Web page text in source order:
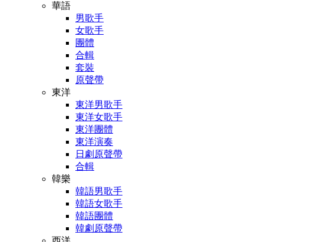
華語
男歌手
女歌手
團體
合輯
套裝
原聲帶
東洋
東洋男歌手
東洋女歌手
東洋團體
東洋演奏
日劇原聲帶
合輯
韓樂
韓語男歌手
韓語女歌手
韓語團體
韓劇原聲帶